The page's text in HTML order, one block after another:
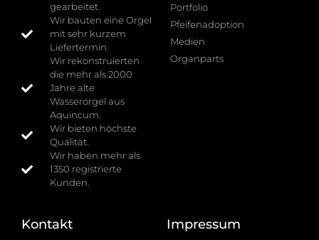
gearbeitet.
Wir bauten eine Orgel
mit sehr kurzem
Liefertermin.
Wir rekonstruierten
die mehr als 2000
Jahre alte
Wasserorgel aus
Aquincum.
Wir bieten höchste
Qualität.
Wir haben mehr als
1350 registrierte
Kunden.
Portfolio
Pfeifenadoption
Medien
Organparts
Kontakt Impressum